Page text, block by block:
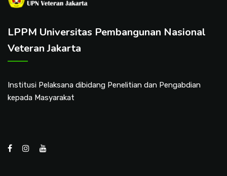
LPPM Universitas Pembangunan Nasional
Veteran Jakarta
Institusi Pelaksana dibidang Penelitian dan Pengabdian
kepada Masyarakat